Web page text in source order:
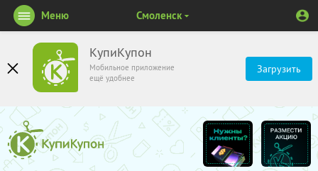
КупиКупон
Мобильное приложение
ещё удобнее
Загрузить
Меню Смоленск